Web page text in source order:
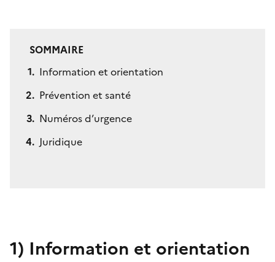
SOMMAIRE
Information et orientation
Prévention et santé
Numéros d’urgence
Juridique
1) Information et orientation